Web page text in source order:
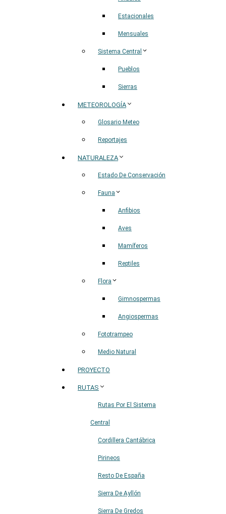
Estacionales
Mensuales
Sistema Central
Pueblos
Sierras
METEOROLOGÍA
Glosario Meteo
Reportajes
NATURALEZA
Estado De Conservación
Fauna
Anfibios
Aves
Mamíferos
Reptiles
Flora
Gimnospermas
Angiospermas
Fototrampeo
Medio Natural
PROYECTO
RUTAS
Rutas Por El Sistema
Central
Cordillera Cantábrica
Pirineos
Resto De España
Sierra De Ayllón
Sierra De Gredos